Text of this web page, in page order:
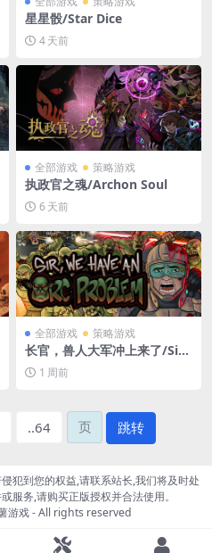
星星骰/Star Dice
4 天前
全部游戏 策略游戏
执政官之魂/Archon Soul
6 天前
全部游戏 策略游戏
长官，兽人大军冲上来了/Sir,
We Have an Orc Problem
1 周前
..64 跳转
犯到您的权益,请联系站长,我们将及时处
服务,请购买正版授权并合法使用。
游戏 - All rights reserved